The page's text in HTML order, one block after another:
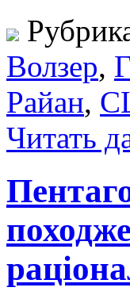
Волзер,
Райан,
Читать